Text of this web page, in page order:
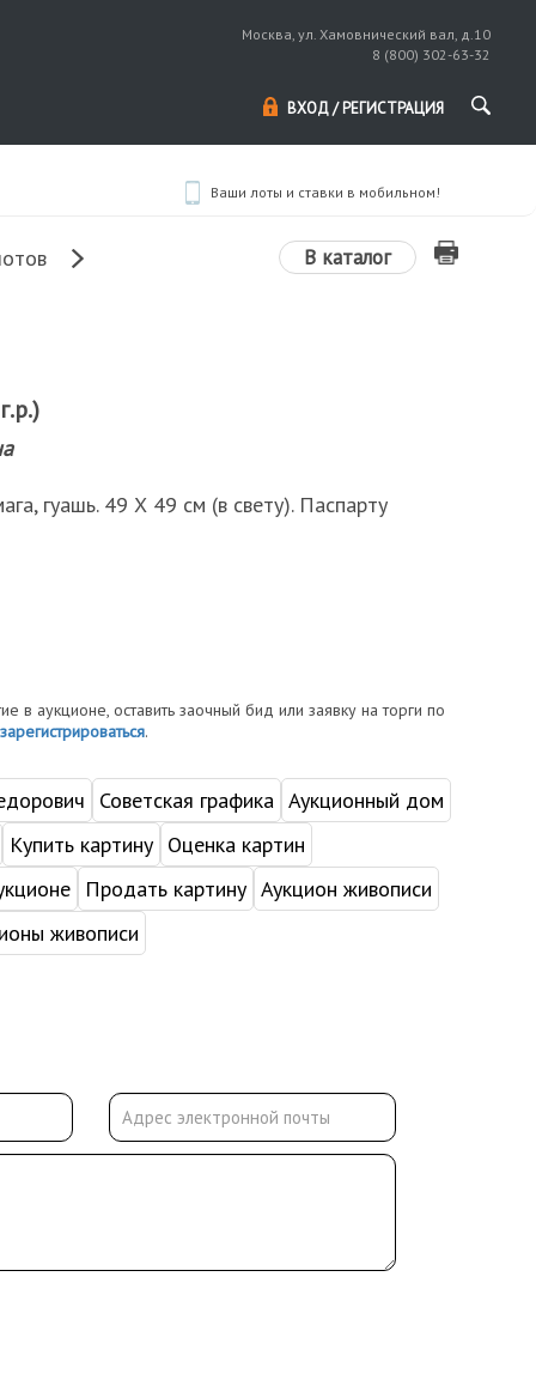
Москва, ул. Хамовнический вал, д.10
8 (800) 302-63-32
ВХОД / РЕГИСТРАЦИЯ
Ваши лоты и ставки в мобильном!
В каталог
гуашь. 49 Х 49 см (в свету). Паспарту
в аукционе, оставить заочный бид или заявку на торги по
зарегистрироваться.
Советская графика Аукционный дом
Купить картину Оценка картин
Продать картину Аукцион живописи
живописи